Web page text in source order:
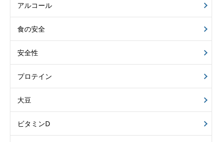
アルコール
食の安全
安全性
プロテイン
大豆
ビタミンD